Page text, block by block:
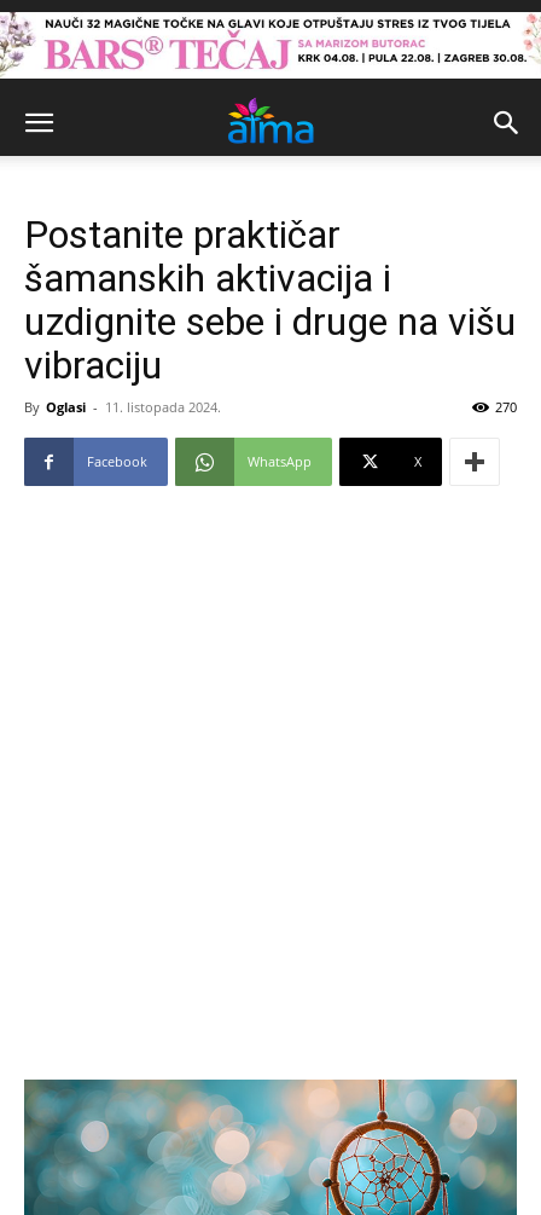
Postanite praktičar
šamanskih aktivacija i
uzdignite sebe i druge na višu
vibraciju
By Oglasi - 11. listopada 2024. 270
Facebook WhatsApp X